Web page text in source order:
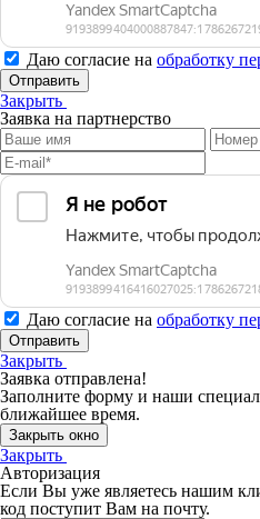
Даю согласие на обработку
Отправить
Закрыть
Заявка на партнерство
Даю согласие на обработку
Отправить
Закрыть
Заявка отправлена!
Заполните форму и наши
ближайшее время.
Закрыть окно
Закрыть
Авторизация
Если Вы уже являетесь нашим
код поступит Вам на почту.